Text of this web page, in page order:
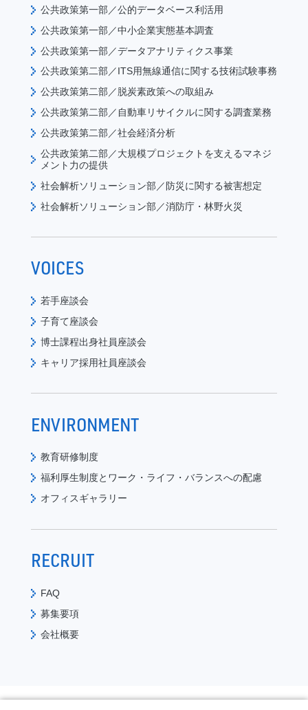
公共政策第一部／公的データベース利活用
公共政策第一部／中小企業実態基本調査
公共政策第一部／データアナリティクス事業
公共政策第二部／ITS用無線通信に関する技術試験事務
公共政策第二部／脱炭素政策への取組み
公共政策第二部／自動車リサイクルに関する調査業務
公共政策第二部／社会経済分析
公共政策第二部／大規模プロジェクトを支えるマネジ
メント力の提供
社会解析ソリューション部／防災に関する被害想定
社会解析ソリューション部／消防庁・林野火災
VOICES
若手座談会
子育て座談会
博士課程出身社員座談会
キャリア採用社員座談会
ENVIRONMENT
教育研修制度
福利厚生制度と ワーク・ライフ・バランスへの配慮
オフィスギャラリー
RECRUIT
FAQ
募集要項
会社概要